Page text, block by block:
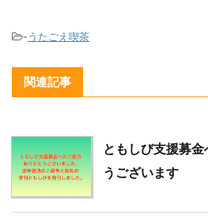
-うたごえ喫茶
関連記事
ともしび支援募
うございます